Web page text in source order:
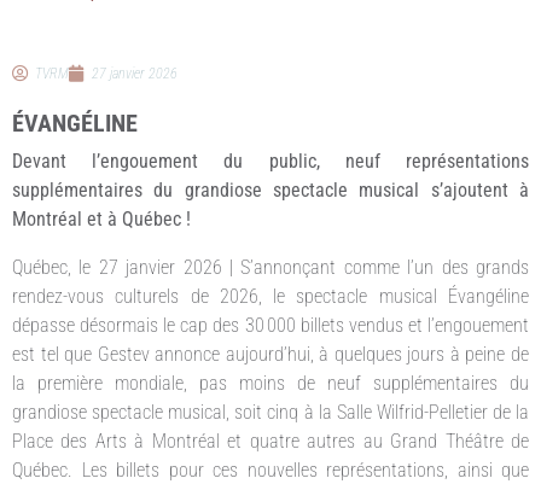
TVRM 27 janvier 2026
ÉVANGÉLINE
Devant l’engouement du public, neuf représentations
supplémentaires du grandiose spectacle musical s’ajoutent à
Montréal et à Québec !
Québec, le 27 janvier 2026 | S’annonçant comme l’un des grands
rendez-vous culturels de 2026, le spectacle musical Évangéline
dépasse désormais le cap des 30 000 billets vendus et l’engouement
est tel que Gestev annonce aujourd’hui, à quelques jours à peine de
la première mondiale, pas moins de neuf supplémentaires du
grandiose spectacle musical, soit cinq à la Salle Wilfrid-Pelletier de la
Place des Arts à Montréal et quatre autres au Grand Théâtre de
Québec. Les billets pour ces nouvelles représentations, ainsi que